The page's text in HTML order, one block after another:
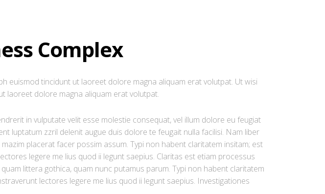
Complex
euismod tincidunt ut laoreet dolore magna aliquam erat volutpat. Ut wisi
laoreet dolore magna aliquam erat volutpat.
in vulputate velit esse molestie consequat, vel illum dolore eu feugiat
luptatum zzril delenit augue duis dolore te feugait nulla facilisi. Nam liber
placerat facer possim assum. Typi non habent claritatem insitam; est
legere me lius quod ii legunt saepius. Claritas est etiam processus
littera gothica, quam nunc putamus parum. Typi non habent claritatem
lectores legere me lius quod ii legunt saepius. Investigationes